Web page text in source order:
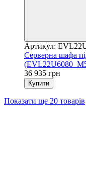
Артикул:
Серверна шафа
36 935 грн
Купити
Показати ще 20 товарів